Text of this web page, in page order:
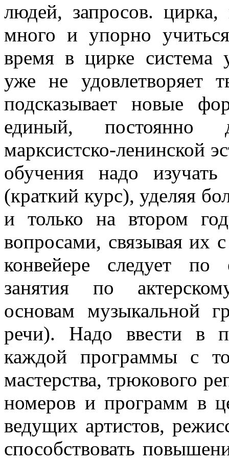
людей, запросов.
много и упорно
время в цирке система
уже не удовлетворяет
подсказывает новые
единый, постоянно
марксистско-ленинской
обучения надо
(краткий курс), уделяя
и только на втором
вопросами, связывая их
конвейере следует по
занятия по
основам музы­кальной
речи). Надо ввести в
каждой програм­мы с
мастерства, трюкового
номеров и программ в
ведущих артистов,
способствовать